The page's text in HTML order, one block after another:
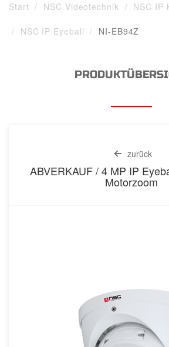
Start NSC Videotechnik NSC IP
NSC IP Eyeball NI-EB94Z
zurück
ABVERKAUF / 4 MP IP
Motorzoom